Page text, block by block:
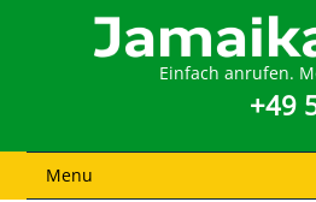
Einfach anrufen.
+49
Menu